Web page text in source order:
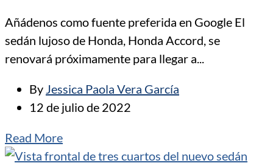
Añádenos como fuente preferida en Google El
sedán lujoso de Honda, Honda Accord, se
renovará próximamente para llegar a...
By Jessica Paola Vera García
12 de julio de 2022
Read More